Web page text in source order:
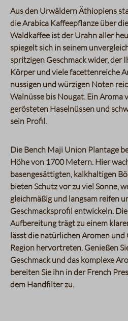
Aus den Urwäldern Äthiopiens
die Arabica Kaffeepflanze über
Waldkaffee ist der Urahn aller
spiegelt sich in seinem
spritzigen Geschmack wider, der
Körper und viele facettenreiche
nussigen und würzigen Noten
Walnüsse bis Nougat. Ein Aroma
gerösteten Haselnüssen und
sein Profil.
Die Bench Maji Union Plantage
Höhe von 1700 Metern. Hier
basengesättigten, kalkhaltigen
bieten Schutz vor zu viel Sonne,
gleichmäßig und langsam reifen
Geschmacksprofil entwickeln. Die
Aufbereitung trägt zu einem
lässt die natürlichen Aromen
Region hervortreten. Genießen
Geschmack und das komplexe
bereiten Sie ihn in der French
dem Handfilter zu.